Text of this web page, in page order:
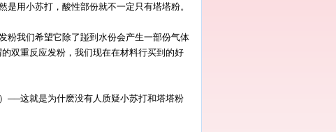
用小苏打，酸性部份就不一定只有塔塔粉。
粉我们希望它除了踫到水份会产生一部份气体
双重反应发粉，我们现在在材料行买到的好
──这就是为什麽没有人质疑小苏打和塔塔粉